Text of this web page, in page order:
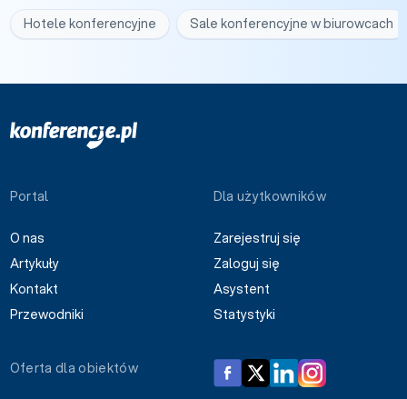
Hotele konferencyjne Sale konferencyjne w biurowcach
Portal
O nas
Artykuły
Kontakt
Przewodniki
Dla użytkowników
Zarejestruj się
Zaloguj się
Asystent
Statystyki
Oferta dla obiektów